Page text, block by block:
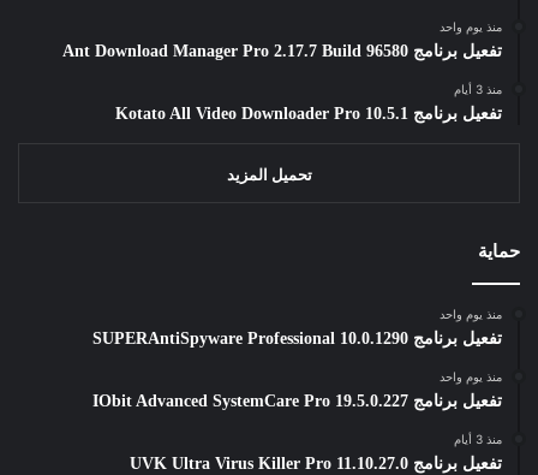
منذ يوم واحد
تفعيل برنامج Ant Download Manager Pro 2.17.7 Build 96580
منذ 3 أيام
تفعيل برنامج Kotato All Video Downloader Pro 10.5.1
تحميل المزيد
حماية
منذ يوم واحد
تفعيل برنامج SUPERAntiSpyware Professional 10.0.1290
منذ يوم واحد
تفعيل برنامج IObit Advanced SystemCare Pro 19.5.0.227
منذ 3 أيام
تفعيل برنامج UVK Ultra Virus Killer Pro 11.10.27.0